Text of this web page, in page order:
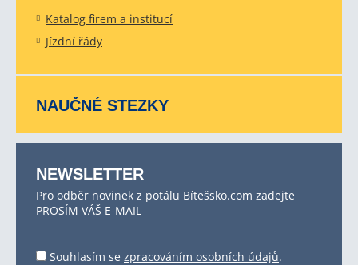
Katalog firem a institucí
Jízdní řády
NAUČNÉ STEZKY
NEWSLETTER
Pro odběr novinek z potálu Bítešsko.com zadejte
PROSÍM VÁŠ E-MAIL
Souhlasím se zpracováním osobních údajů.